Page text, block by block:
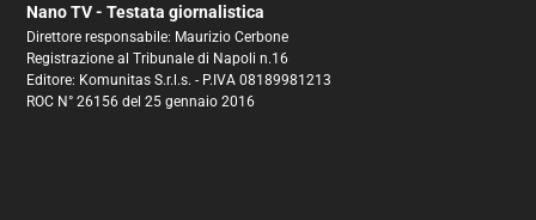
Nano TV - Testata giornalistica
Direttore responsabile: Maurizio Cerbone
Registrazione al Tribunale di Napoli n.16
Editore: Komunitas S.r.l.s. - P.IVA 08189981213
ROC N° 26156 del 25 gennaio 2016